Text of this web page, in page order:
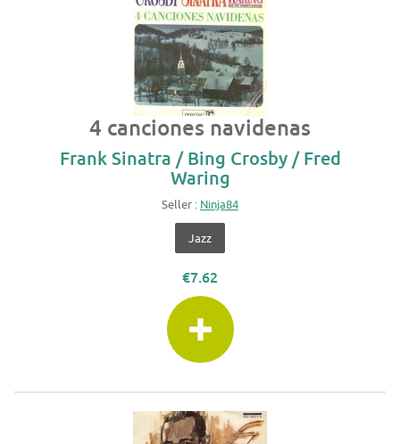
4 canciones navidenas
Frank Sinatra / Bing Crosby / Fred
Waring
Seller : Ninja84
Jazz
€7.62